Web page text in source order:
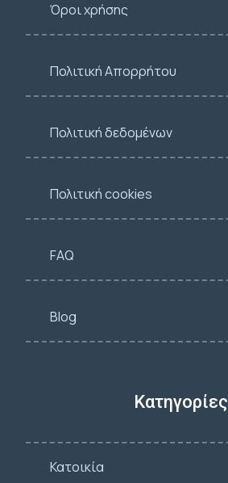
Όροι χρήσης
Πολιτική Απορρήτου
Πολιτική δεδομένων
Πολιτική cookies
FAQ
Blog
Κατηγορίες
Κατοικία